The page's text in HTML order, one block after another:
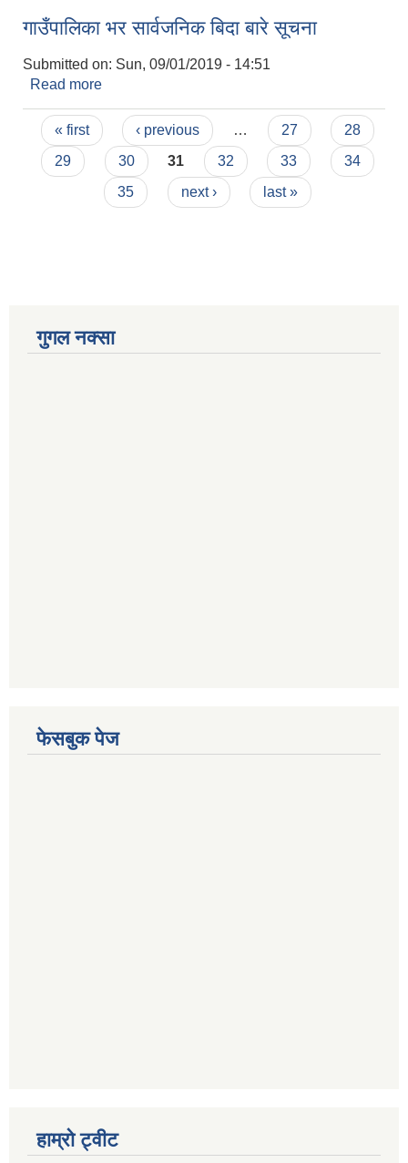
गाउँपालिका भर सार्वजनिक बिदा बारे सूचना
Submitted on: Sun, 09/01/2019 - 14:51
Read more
Pages
« first ‹ previous … 27
28
29
30 31 32 33
34
35
next › last »
गुगल नक्सा
फेसबुक पेज
हाम्रो ट्वीट